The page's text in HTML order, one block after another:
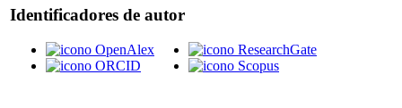
Identificadores de autor
OpenAlex
ORCID
ResearchGate
Scopus